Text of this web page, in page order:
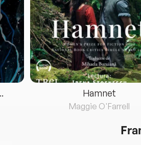
Hamnet
Maggie O'Farrell